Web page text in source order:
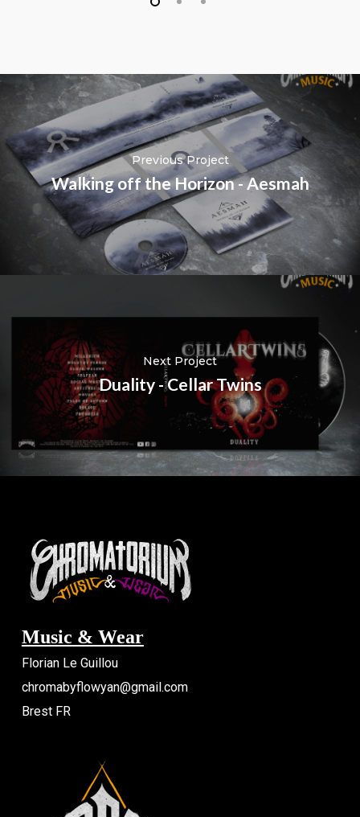
Previous Project
Walking off the Horizon - Aesmah
Next Project
Duality - Cellar Twins
Music & Wear
Florian Le Guillou
chromabyflowyan@gmail.com
Brest FR